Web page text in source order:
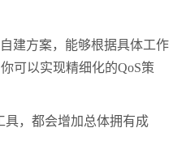
建方案，能够根据具体工作
可以实现精细化的QoS策
具，都会增加总体拥有成